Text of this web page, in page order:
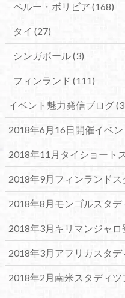
ペルー・ボリビア (168)
タイ (27)
シンガポール(3)
フィンランド (111)
イベント魅力発信ブログ
2018年6月16日開催イベ
2018年11月タイショート
2018年9月フィンランドス
2018年8月モンゴルスタデ
2018年3月キリマンジャ
2018年3月アフリカスタデ
2018年2月南米スタディツ